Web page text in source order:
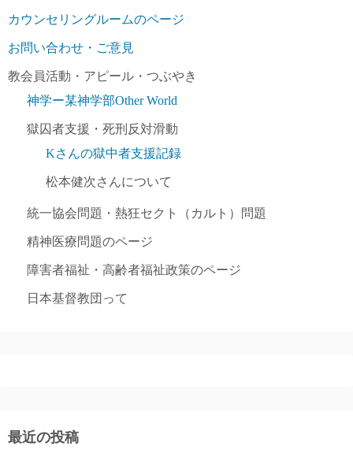
カウンセリングルームのページ
お問い合わせ・ご意見
教会員活動・アピール・つぶやき
神学ー某神学部Other World
獄囚者支援・死刑反対滑動
Kさんの獄中者支援記録
松本健次さんについて
統一協会問題・熱狂セクト（カルト）問題
精神医療問題のページ
障害者福祉・高齢者福祉政策のページ
日本基督教団って
最近の投稿